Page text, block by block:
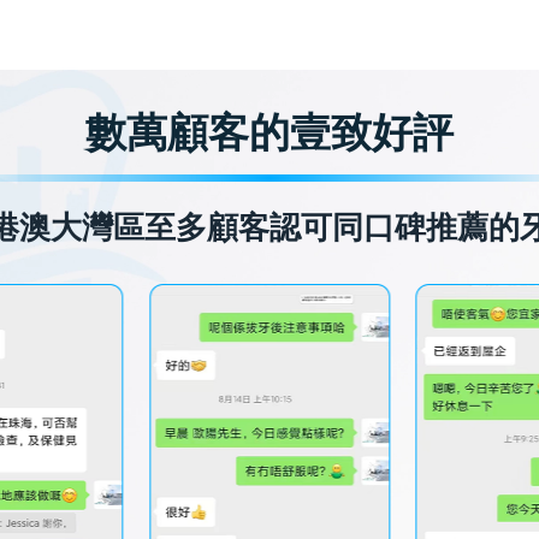
數萬顧客的壹致好評
澳大灣區至多顧客認可同口碑推薦的